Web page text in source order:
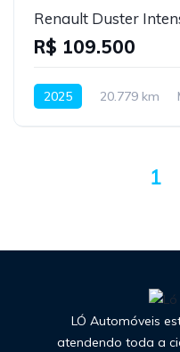
Renault Duster
R$ 109.500
2025 20.779 km
1
LÓ Automóveis
atendendo toda a